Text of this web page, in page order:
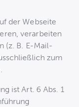
der Webseite
verarbeiten
(z. B. E-Mail-
zum
ist Art. 6 Abs. 1